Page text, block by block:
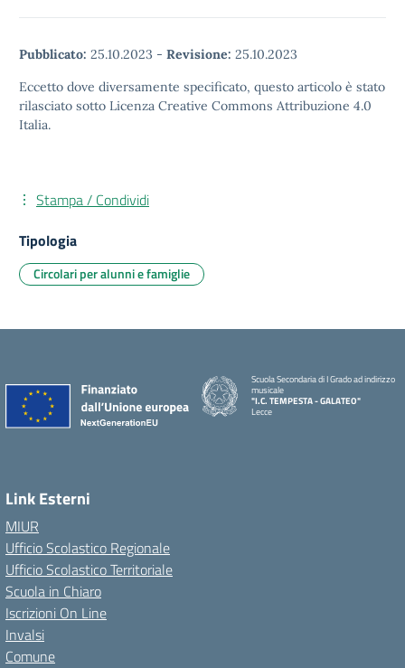
Pubblicato: 25.10.2023 - Revisione: 25.10.2023
Eccetto dove diversamente specificato, questo articolo è stato
rilasciato sotto Licenza Creative Commons Attribuzione 4.0
Italia.
Stampa / Condividi
Tipologia
Circolari per alunni e famiglie
Scuola Secondaria di I Grado ad indirizzo
musicale
"I.C. TEMPESTA - GALATEO"
Lecce
Link Esterni
MIUR
Ufficio Scolastico Regionale
Ufficio Scolastico Territoriale
Scuola in Chiaro
Iscrizioni On Line
Invalsi
Comune